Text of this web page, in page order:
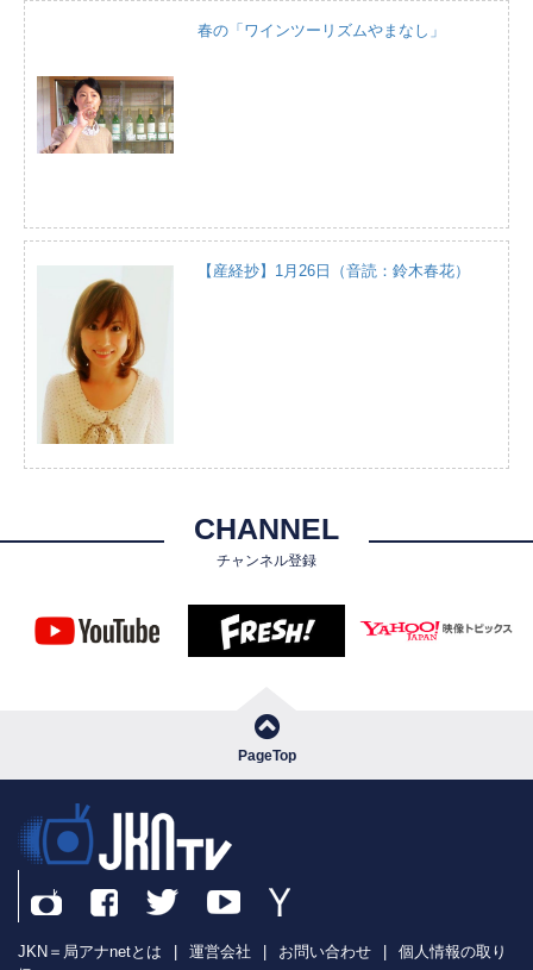
春の「ワインツーリズムやまなし」
【産経抄】1月26日（音読：鈴木春花）
CHANNEL
チャンネル登録
PageTop
JKN＝局アナnetとは 運営会社 お問い合わせ
個人情報の取り